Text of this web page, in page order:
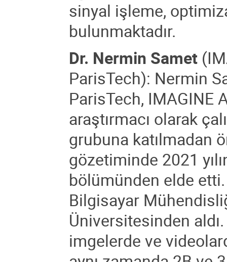
sinyal işleme,
bulunmaktadır.
Dr. Nermin Samet
ParisTech): Nermin
ParisTech, IMAGINE
araştırmacı olarak
grubuna katılmadan
gözetiminde 2021
bölümünden elde
Bilgisayar
Üniversitesinden
imgelerde ve